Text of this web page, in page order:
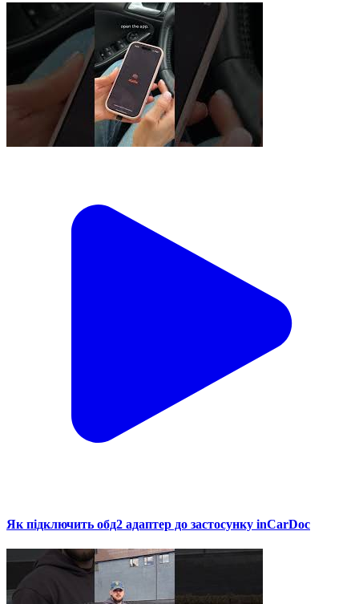
Як підключить обд2 адаптер до застосунку inCarDoc